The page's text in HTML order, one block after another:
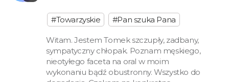
#Towarzyskie #Pan szuka Pana
Witam. Jestem Tomek szczupły, zadbany,
sympatyczny chłopak. Poznam męskiego,
nieotyłego faceta na oral w moim
wykonaniu bądź obustronny. Wszystko do